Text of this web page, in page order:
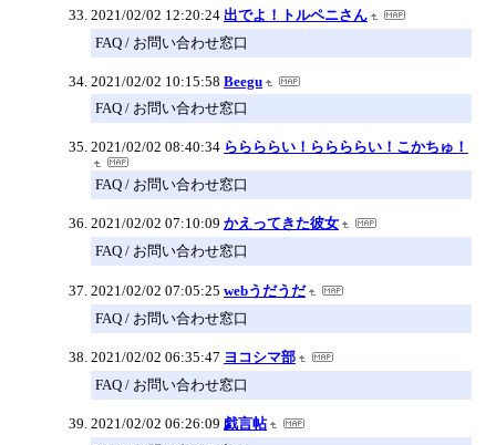
2021/02/02 12:20:24 出でよ！トルペニさん
FAQ / お問い合わせ窓口
2021/02/02 10:15:58 Beegu
FAQ / お問い合わせ窓口
2021/02/02 08:40:34 ららららい！ららららい！こかちゅ！
FAQ / お問い合わせ窓口
2021/02/02 07:10:09 かえってきた彼女
FAQ / お問い合わせ窓口
2021/02/02 07:05:25 webうだうだ
FAQ / お問い合わせ窓口
2021/02/02 06:35:47 ヨコシマ部
FAQ / お問い合わせ窓口
2021/02/02 06:26:09 戯言帖